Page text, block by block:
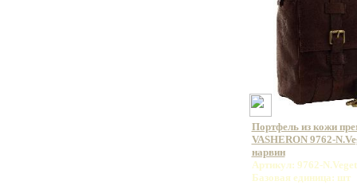
Портфель из кожи
VASHERON 9762-
нарвин
Артикул: 9762-
Базовая единица: шт